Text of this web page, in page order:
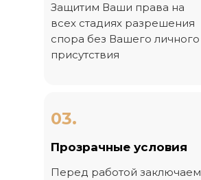
Защитим Ваши права на
всех стадиях разрешения
спора без Вашего личного
присутствия
Прозрачные условия
Перед работой заключаем
03.